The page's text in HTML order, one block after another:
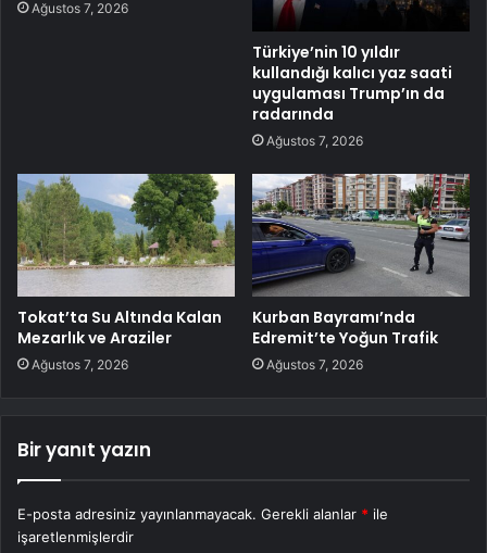
Ağustos 7, 2026
Türkiye’nin 10 yıldır
kullandığı kalıcı yaz saati
uygulaması Trump’ın da
radarında
Ağustos 7, 2026
Tokat’ta Su Altında Kalan
Mezarlık ve Araziler
Ağustos 7, 2026
Kurban Bayramı’nda
Edremit’te Yoğun Trafik
Ağustos 7, 2026
Bir yanıt yazın
E-posta adresiniz yayınlanmayacak. Gerekli alanlar * ile
işaretlenmişlerdir